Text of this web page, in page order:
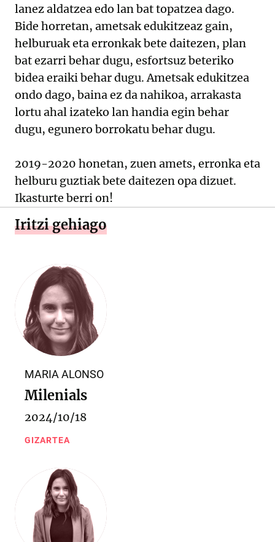
lanez aldatzea edo lan bat topatzea dago.
Bide horretan, ametsak edukitzeaz gain,
helburuak eta erronkak bete daitezen, plan
bat ezarri behar dugu, esfortsuz beteriko
bidea eraiki behar dugu. Ametsak edukitzea
ondo dago, baina ez da nahikoa, arrakasta
lortu ahal izateko lan handia egin behar
dugu, egunero borrokatu behar dugu.
2019-2020 honetan, zuen amets, erronka eta
helburu guztiak bete daitezen opa dizuet.
Ikasturte berri on!
Iritzi gehiago
MARIA ALONSO
Milenials
2024/10/18
GIZARTEA